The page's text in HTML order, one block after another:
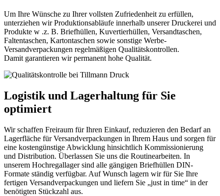
Um Ihre Wünsche zu Ihrer vollsten Zufriedenheit zu erfüllen,
unterziehen wir Produktionsabläufe innerhalb unserer Druckerei und
Produkte w .z. B. Briefhüllen, Kuvertierhüllen, Versandtaschen,
Faltentaschen, Kartontaschen sowie sonstige Werbe-
Versandverpackungen regelmäßigen Qualitätskontrollen.
Damit garantieren wir permanent hohe Qualität.
Logistik und Lagerhaltung für Sie
optimiert
Wir schaffen Freiraum für Ihren Einkauf, reduzieren den Bedarf an
Lagerfläche für Versandverpackungen in Ihrem Haus und sorgen für
eine kostengünstige Abwicklung hinsichtlich Kommissionierung
und Distribution. Überlassen Sie uns die Routinearbeiten. In
unserem Hochregallager sind alle gängigen Briefhüllen DIN-
Formate ständig verfügbar. Auf Wunsch lagern wir für Sie Ihre
fertigen Versandverpackungen und liefern Sie „just in time“ in der
benötigten Stückzahl aus.